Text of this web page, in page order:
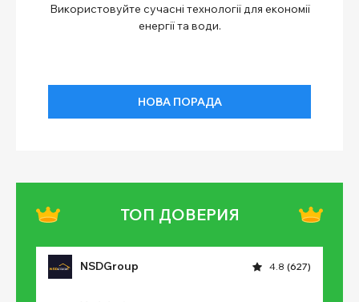
Використовуйте сучасні технології для економії
енергії та води.
НОВА ПОРАДА
ТОП ДОВЕРИЯ
NSDGroup 4.8 (627)